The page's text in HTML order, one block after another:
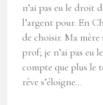
n’ai pas eu le droit
l’argent pour. En
de choisir. Ma mère
prof; je n’ai pas eu
compte que plus le
rêve s’éloigne…